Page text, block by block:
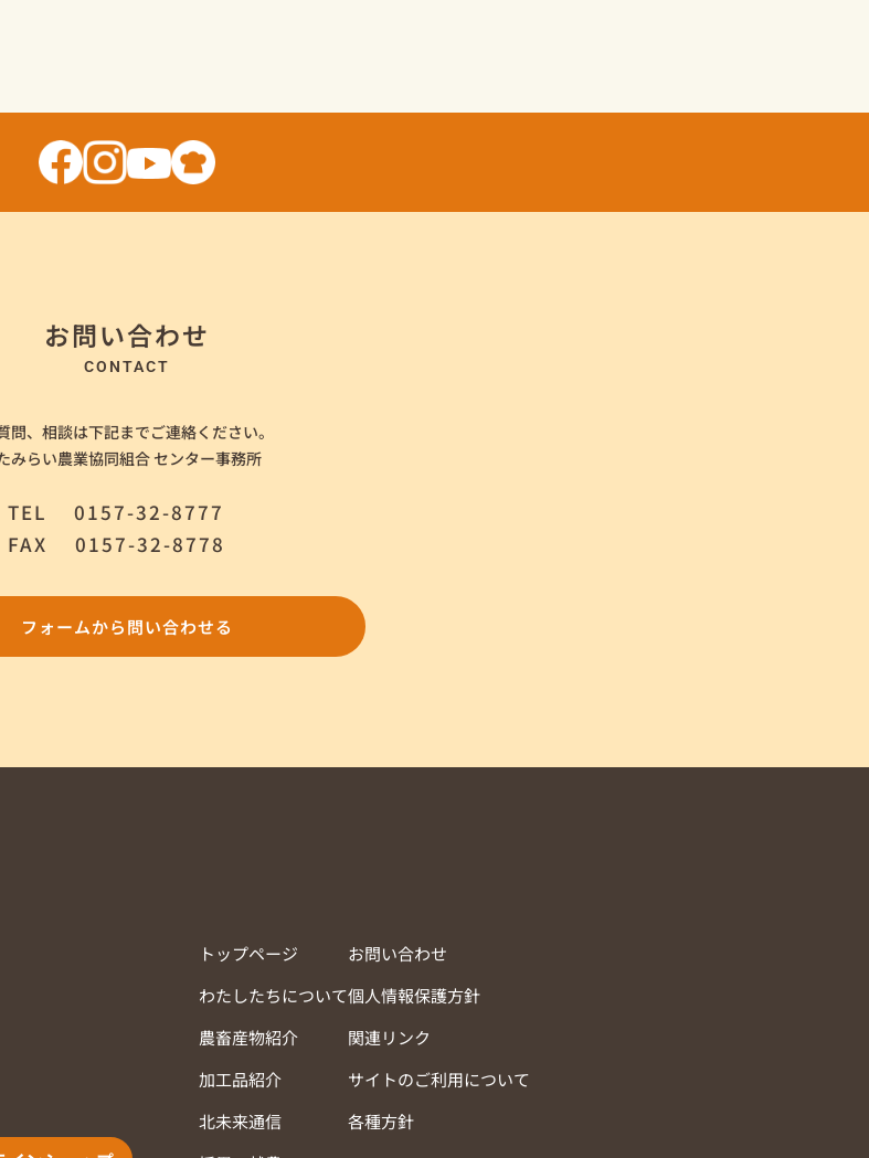
お問い合わせ
CONTACT
問、相談は下記までご連絡ください。
みらい農業協同組合 センター事務所
TEL 0157-32-8777
FAX 0157-32-8778
フォームから問い合わせる
トップページ
わたしたちについて
農畜産物紹介
加工品紹介
北未来通信
お問い合わせ
個人情報保護方針
関連リンク
サイトのご利用について
各種方針